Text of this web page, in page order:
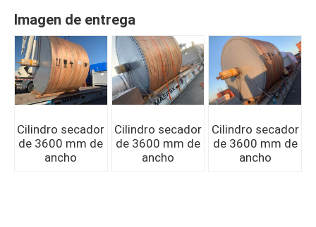
Imagen de entrega
Cilindro secador
de 3600 mm de
ancho
Cilindro secador
de 3600 mm de
ancho
Cilindro secador
de 3600 mm de
ancho